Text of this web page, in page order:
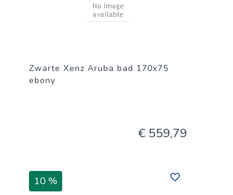
Zwarte Xenz Aruba bad 170x75
ebony
€ 559,79
10 %